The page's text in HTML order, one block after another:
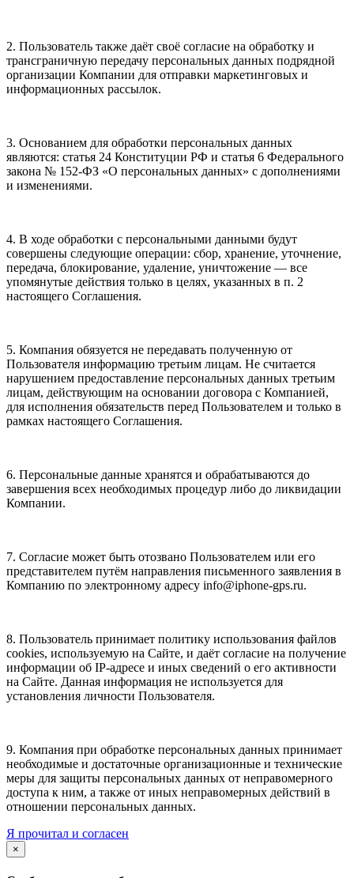
2. Пользователь также даёт своё согласие на обработку и
трансграничную передачу персональных данных подрядной
организации Компании для отправки маркетинговых и
информационных рассылок.
3. Основанием для обработки персональных данных
являются: статья 24 Конституции РФ и статья 6 Федерального
закона № 152-ФЗ «О персональных данных» с дополнениями
и изменениями.
4. В ходе обработки с персональными данными будут
совершены следующие операции: сбор, хранение, уточнение,
передача, блокирование, удаление, уничтожение — все
упомянутые действия только в целях, указанных в п. 2
настоящего Соглашения.
5. Компания обязуется не передавать полученную от
Пользователя информацию третьим лицам. Не считается
нарушением предоставление персональных данных третьим
лицам, действующим на основании договора с Компанией,
для исполнения обязательств перед Пользователем и только в
рамках настоящего Соглашения.
6. Персональные данные хранятся и обрабатываются до
завершения всех необходимых процедур либо до ликвидации
Компании.
7. Согласие может быть отозвано Пользователем или его
представителем путём направления письменного заявления в
Компанию по электронному адресу info@iphone-gps.ru.
8. Пользователь принимает политику использования файлов
cookies, используемую на Сайте, и даёт согласие на получение
информации об IP-адресе и иных сведений о его активности
на Сайте. Данная информация не используется для
установления личности Пользователя.
9. Компания при обработке персональных данных принимает
необходимые и достаточные организационные и технические
меры для защиты персональных данных от неправомерного
доступа к ним, а также от иных неправомерных действий в
отношении персональных данных.
Я прочитал и согласен
×